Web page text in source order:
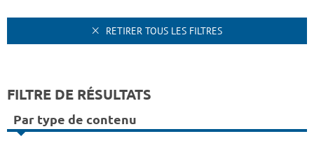
RETIRER TOUS LES FILTRES
FILTRE DE RÉSULTATS
Par type de contenu